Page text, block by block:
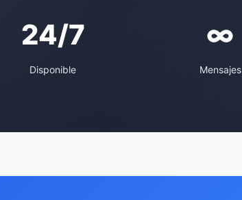
24/7
Disponible
∞
Mensajes